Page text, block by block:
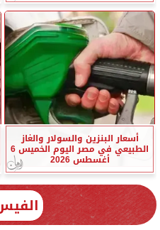
أسعار البنزين والسولار والغاز
الطبيعي في مصر اليوم الخميس 6
أغسطس 2026